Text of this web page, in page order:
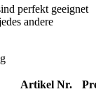
perfekt geeignet
andere
Artikel Nr.